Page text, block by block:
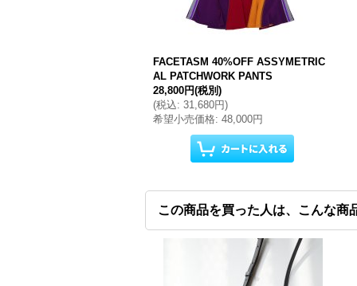
FACETASM 40%OFF ASSYMETRIC
AL PATCHWORK PANTS
28,800円(税別)
(税込: 31,680円)
希望小売価格: 48,000円
この商品を買った人は、こんな商